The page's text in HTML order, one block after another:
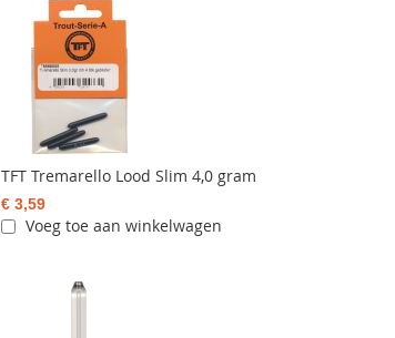
TFT Tremarello Lood Slim 4,0 gram
€ 3,59
Voeg toe aan winkelwagen